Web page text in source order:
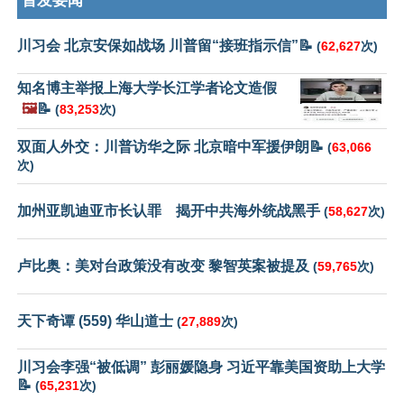
川习会 北京安保如战场 川普留“接班指示信”📝 (62,627次)
知名博主举报上海大学长江学者论文造假
🖼️📝 (83,253次)
双面人外交：川普访华之际 北京暗中军援伊朗📝 (63,066
次)
加州亚凯迪亚市长认罪 揭开中共海外统战黑手 (58,627次)
卢比奥：美对台政策没有改变 黎智英案被提及 (59,765次)
天下奇谭 (559) 华山道士 (27,889次)
川习会李强“被低调” 彭丽媛隐身 习近平靠美国资助上大学
📝 (65,231次)